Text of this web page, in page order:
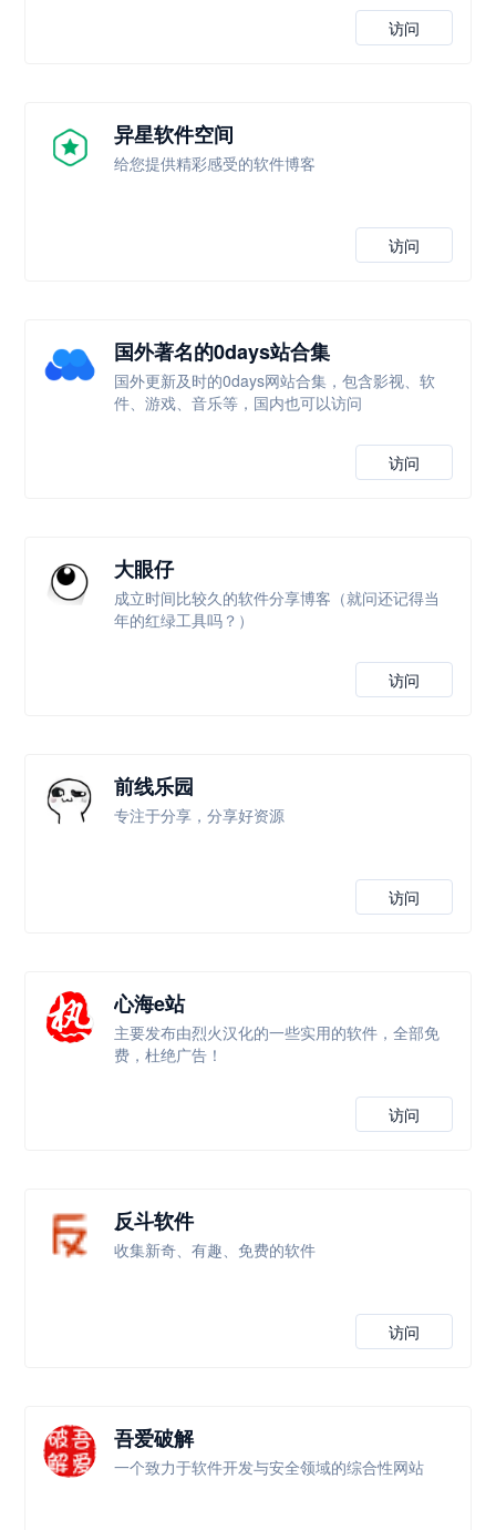
访问
异星软件空间
给您提供精彩感受的软件博客
访问
国外著名的0days站合集
国外更新及时的0days网站合集，包含影视、软
件、游戏、音乐等，国内也可以访问
访问
大眼仔
成立时间比较久的软件分享博客（就问还记得当
年的红绿工具吗？）
访问
前线乐园
专注于分享，分享好资源
访问
心海e站
主要发布由烈火汉化的一些实用的软件，全部免
费，杜绝广告！
访问
反斗软件
收集新奇、有趣、免费的软件
访问
吾爱破解
一个致力于软件开发与安全领域的综合性网站